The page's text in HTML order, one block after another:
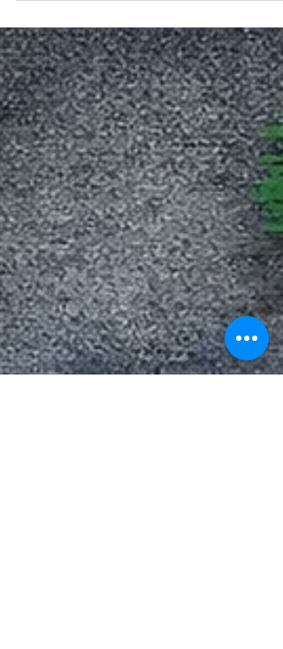
performanță în orice activitate, mai ales când faci
sport. Hai să-ți spun cum poți să-ți transformi
obiceiurile alimentare în ceva simplu și plăcut. E
mai ușor decât crezi! Cum să începi o alimentație
sănătoasă zilnică Primul pas este să înțelegi ce
înseamnă o alimentație sănătoasă zilnică. Nu
trebuie să renunți la tot ce-ți place,